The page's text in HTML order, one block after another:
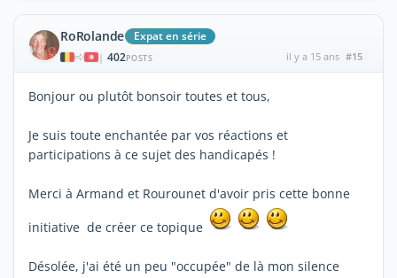
RoRolande Expat en série
| 402POSTS il y a 15 ans #15
Bonjour ou plutôt bonsoir toutes et tous,
Je suis toute enchantée par vos réactions et
participations à ce sujet des handicapés !
Merci à Armand et Rourounet d'avoir pris cette bonne
initiative de créer ce topique
Désolée, j'ai été un peu "occupée" de là mon silence